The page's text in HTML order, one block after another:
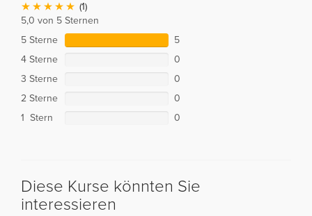
(1)
5,0 von 5 Sternen
5 Sterne
5
4 Sterne
0
3 Sterne
0
2 Sterne
0
1 Stern
0
Diese Kurse könnten Sie
interessieren